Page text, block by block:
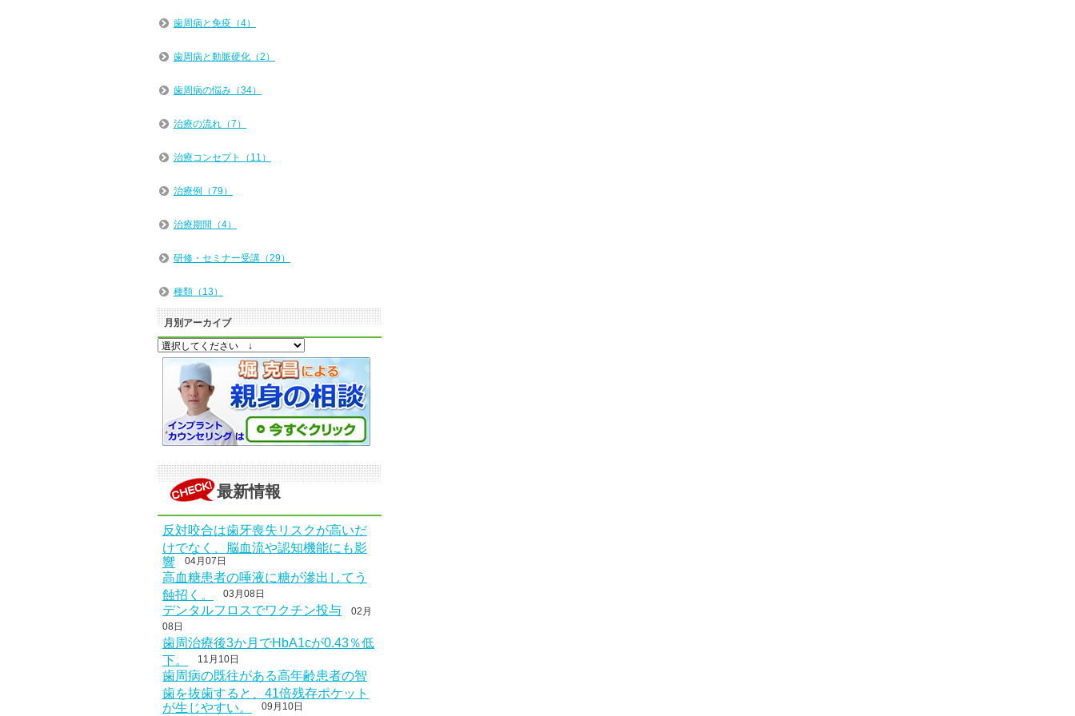
歯周病と免疫（4）
歯周病と動脈硬化（2）
歯周病の悩み（34）
治療の流れ（7）
治療コンセプト（11）
治療例（79）
治療期間（4）
研修・セミナー受講（29）
種類（13）
月別アーカイブ
最新情報
反対咬合は歯牙喪失リスクが高いだ
けでなく、脳血流や認知機能にも影
響 04月07日
高血糖患者の唾液に糖が滲出してう
蝕招く。 03月08日
デンタルフロスでワクチン投与 02月
08日
歯周治療後3か月でHbA1cが0.43％低
下。 11月10日
歯周病の既往がある高年齢患者の智
歯を抜歯すると、41倍残存ポケット
が生じやすい。
09月10日